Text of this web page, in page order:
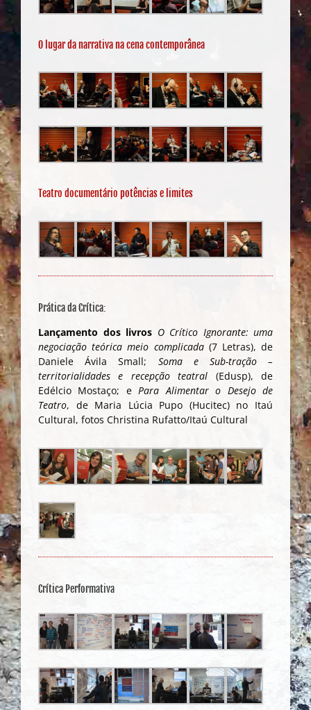
O lugar da narrativa na cena contemporânea
Teatro documentário potências e limites
Prática da Crítica:
Lançamento dos livros O Crítico Ignorante: uma
negociação teórica meio complicada(7 Letras), de
Daniele Ávila Small; Soma e Sub-tração –
territorialidades e recepção teatral (Edusp), de
Edélcio Mostaço; e Para Alimentar o Desejo de
Teatro, de Maria Lúcia Pupo (Hucitec) no Itaú
Cultural, fotos Christina Rufatto/Itaú Cultural
Crítica Performativa